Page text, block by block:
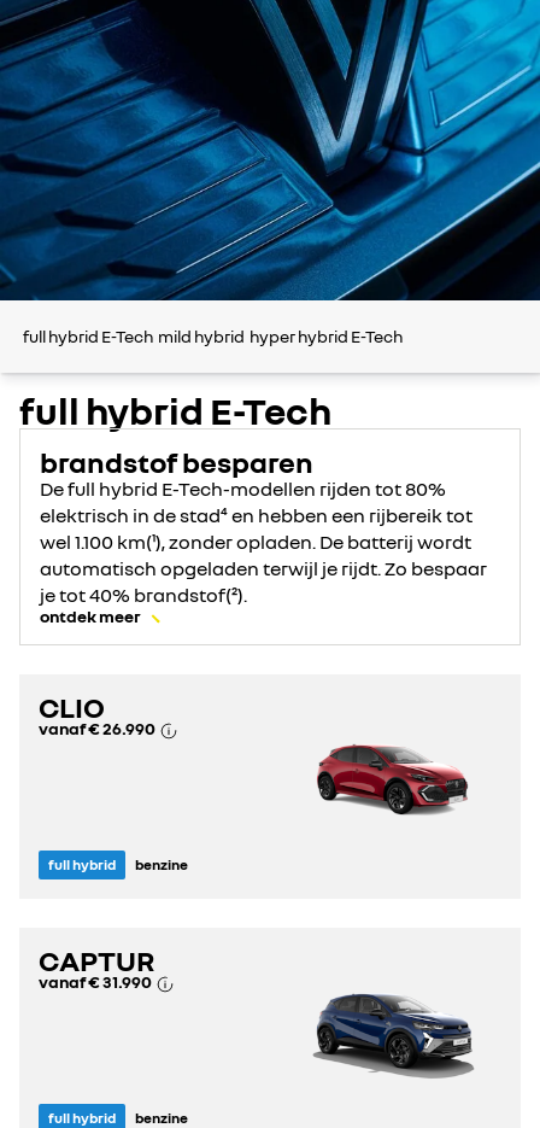
full hybrid E-Tech mild hybrid hyper hybrid E-Tech
full hybrid E-Tech
brandstof besparen
De full hybrid E-Tech-modellen rijden tot 80%
elektrisch in de stad⁴ en hebben een rijbereik tot
wel 1.100 km(¹), zonder opladen. De batterij wordt
automatisch opgeladen terwijl je rijdt. Zo bespaar
je tot 40% brandstof(²).
ontdek meer
CLIO
vanaf€ 26.990
full hybrid benzine
CAPTUR
vanaf€ 31.990
full hybrid benzine